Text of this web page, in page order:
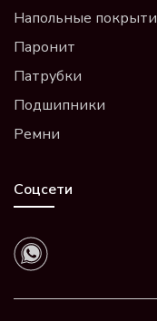
Напольные
Паронит
Патрубки
Подшипники
Ремни
Соцсети